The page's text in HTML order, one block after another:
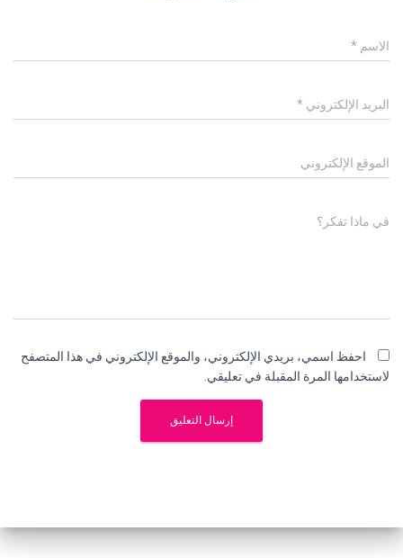
الاسم *
البريد الإلكتروني *
الموقع الإلكتروني
في ماذا تفكر؟
احفظ اسمي، بريدي الإلكتروني، والموقع الإلكتروني في هذا المتصفح
لاستخدامها المرة المقبلة في تعليقي.